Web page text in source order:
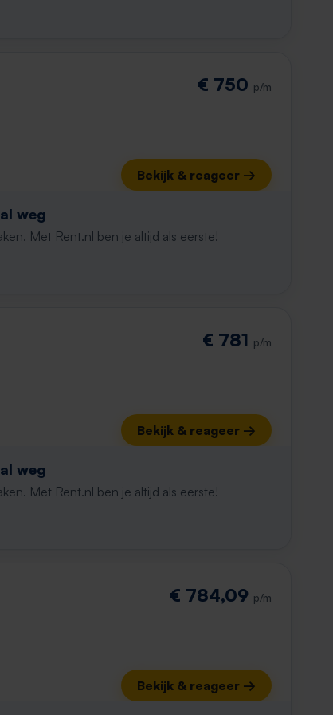
€ 750 p/m
Bekijk & reageer →
weg
Met Rent.nl ben je altijd als eerste!
€ 781 p/m
Bekijk & reageer →
weg
Met Rent.nl ben je altijd als eerste!
€ 784,09 p/m
Bekijk & reageer →